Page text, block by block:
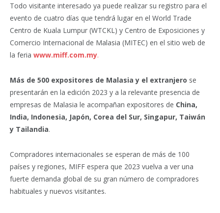
Todo visitante interesado ya puede realizar su registro para el
evento de cuatro días que tendrá lugar en el World Trade
Centro de Kuala Lumpur (WTCKL) y Centro de Exposiciones y
Comercio Internacional de Malasia (MITEC) en el sitio web de
la feria www.miff.com.my.
Más de 500 expositores de Malasia y el extranjero se
presentarán en la edición 2023 y a la relevante presencia de
empresas de Malasia le acompañan expositores de China,
India, Indonesia, Japón, Corea del Sur, Singapur, Taiwán
y Tailandia.
Compradores internacionales se esperan de más de 100
países y regiones, MIFF espera que 2023 vuelva a ver una
fuerte demanda global de su gran número de compradores
habituales y nuevos visitantes.